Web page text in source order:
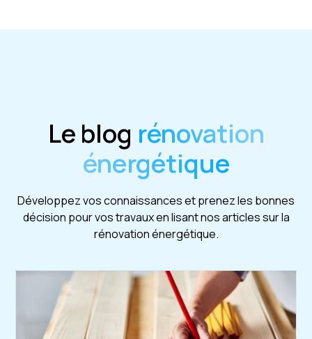
Le blog rénovation
énergétique
Développez vos connaissances et prenez les bonnes
décision pour vos travaux en lisant nos articles sur la
rénovation énergétique.